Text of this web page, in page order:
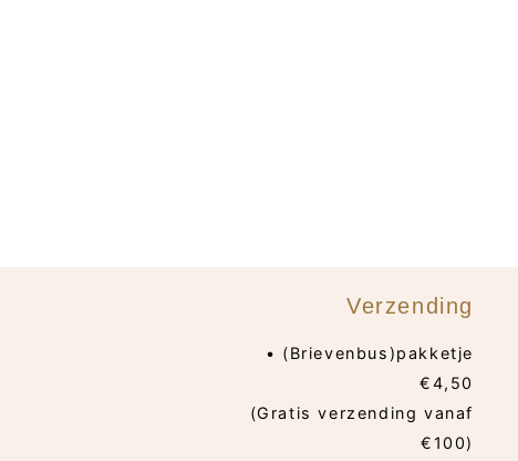
Verzending
• (Brievenbus)pakketje
€4,50
(Gratis verzending vanaf
€100)